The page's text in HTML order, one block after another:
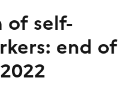
of self-
end of